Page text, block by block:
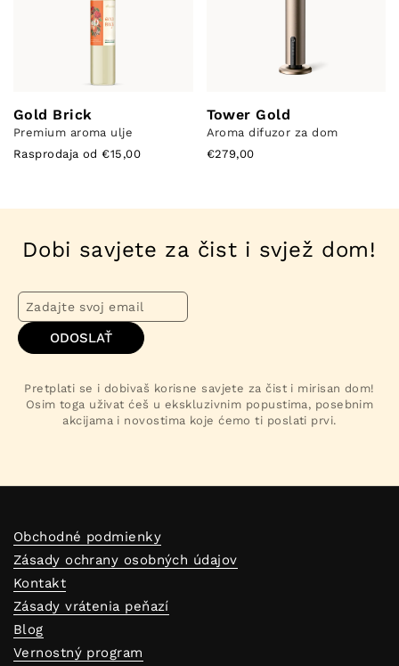
Gold Brick
Premium aroma ulje
Rasprodaja od €15,00
Tower Gold
Aroma difuzor za dom
€279,00
Dobi savjete za čist i svjež dom!
ODOSLAŤ
Pretplati se i dobivaš korisne savjete za čist i mirisan dom!
Osim toga uživat ćeš u ekskluzivnim popustima, posebnim
akcijama i novostima koje ćemo ti poslati prvi.
Obchodné podmienky
Zásady ochrany osobných údajov
Kontakt
Zásady vrátenia peňazí
Blog
Vernostný program